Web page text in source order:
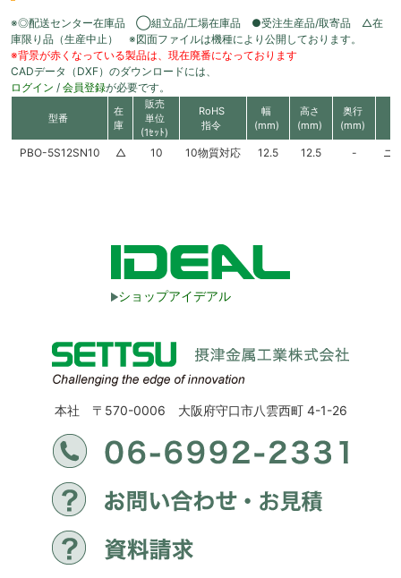
※◎配送センター在庫品 ◯組立品/工場在庫品 ●受注生産品/取寄品 △在
庫限り品（生産中止） ※図面ファイルは機種により公開しております。
※背景が赤くなっている製品は、現在廃番になっております
CADデータ（DXF）のダウンロードには、
ログイン / 会員登録が必要です。
型番
在
庫
販売
単位
(1ｾｯﾄ)
RoHS
指令
幅
(mm)
高さ
(mm)
奥行
(mm)
PBO-5S12SN10 △ 10 10物質対応 12.5 12.5 - ニ
ショップアイデアル
本社 〒570-0006 大阪府守口市八雲西町 4-1-26